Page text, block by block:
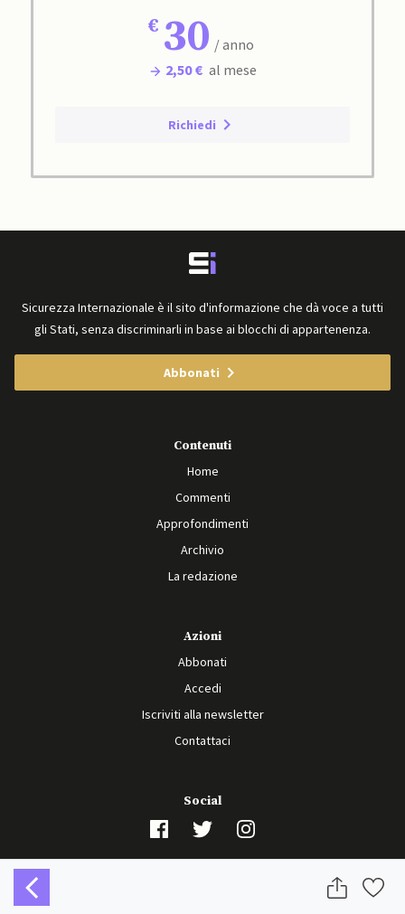
30 / anno
2,50 € al mese
Richiedi
Sicurezza Internazionale è il sito d'informazione che dà voce a tutti
gli Stati, senza discriminarli in base ai blocchi di appartenenza.
Abbonati
Contenuti
Home
Commenti
Approfondimenti
Archivio
La redazione
Azioni
Abbonati
Accedi
Iscriviti alla newsletter
Contattaci
Social